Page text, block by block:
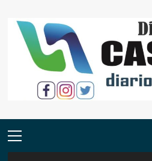
contenido
Menú